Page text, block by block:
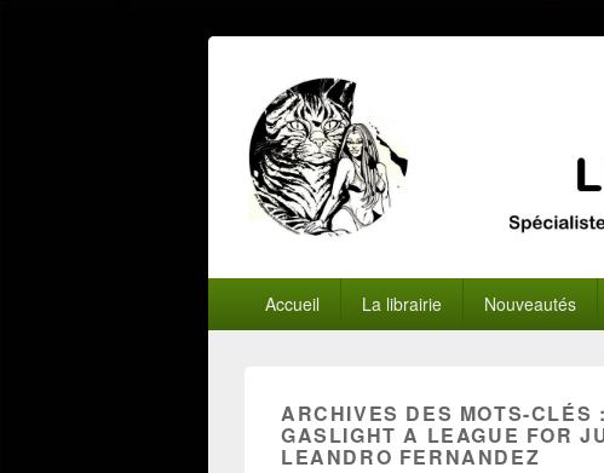
principalAccueil La librairie Nouveautés
ARCHIVES DES MOTS-CLÉS :
GASLIGHT A LEAGUE FOR
LEANDRO FERNANDEZ